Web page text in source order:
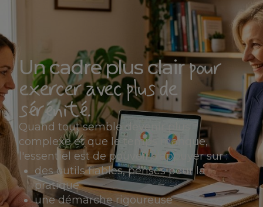
Un cadre plus clairpour
exercer avec plus de
sérénité.
Quand tout semble devenir plus
complexe et que le temps manque,
l'essentiel est de pouvoir s'appuyer sur :
des outils fiables, pensés pour la
pratique
une démarche rigoureuse